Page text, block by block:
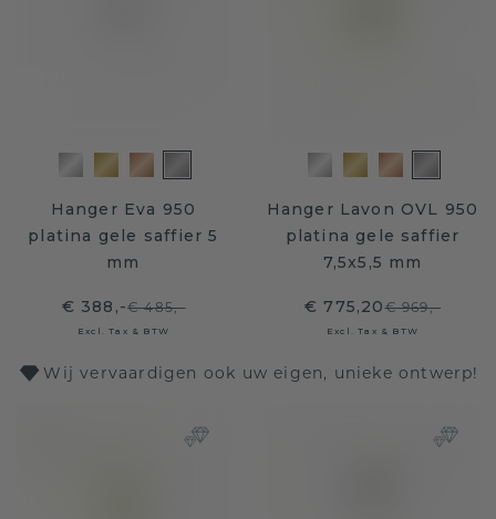
Hanger Eva 950
platina gele saffier 5
mm
€ 388,-€ 485,-
Excl. Tax & BTW
Hanger Lavon OVL 950
platina gele saffier
7,5x5,5 mm
€ 775,20€ 969,-
Excl. Tax & BTW
Wij vervaardigen ook uw eigen, unieke ontwerp!